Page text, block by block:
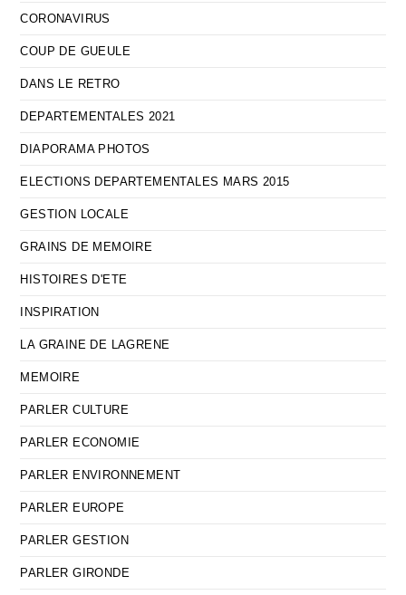
CORONAVIRUS
COUP DE GUEULE
DANS LE RETRO
DEPARTEMENTALES 2021
DIAPORAMA PHOTOS
ELECTIONS DEPARTEMENTALES MARS 2015
GESTION LOCALE
GRAINS DE MEMOIRE
HISTOIRES D'ETE
INSPIRATION
LA GRAINE DE LAGRENE
MEMOIRE
PARLER CULTURE
PARLER ECONOMIE
PARLER ENVIRONNEMENT
PARLER EUROPE
PARLER GESTION
PARLER GIRONDE